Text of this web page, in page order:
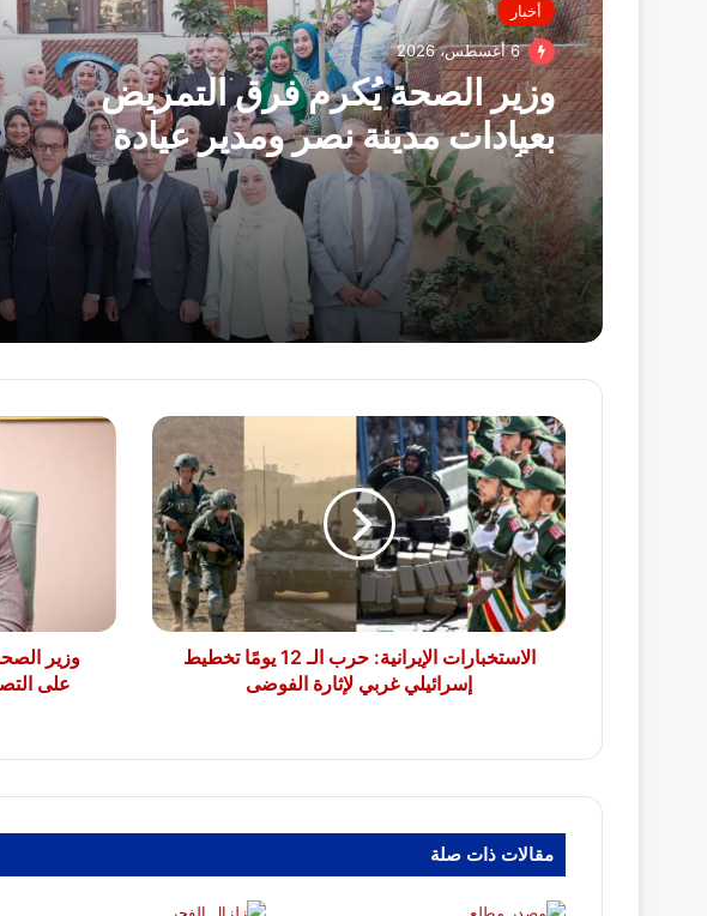
أخبار
6 أغسطس، 2026
وزير الصحة يُكرم فرق التمريض
بعيادات مدينة نصر ومدير عيادة
التأمين الصحي بالفرع ويوجه
بصرف مكافآت مالية تليق بدورهن
البطولي
الاستخبارات
الإيرانية:
حرب
الـ
12
يومًا
تخطيط
إسرائيلي
غربي
لإثارة
الاستخبارات الإيرانية: حرب الـ 12 يومًا تخطيط
إسرائيلي غربي لإثارة الفوضى
وزير
التصنيف
الذهبي
"سي"
وزير
على
مقالات ذات صلة